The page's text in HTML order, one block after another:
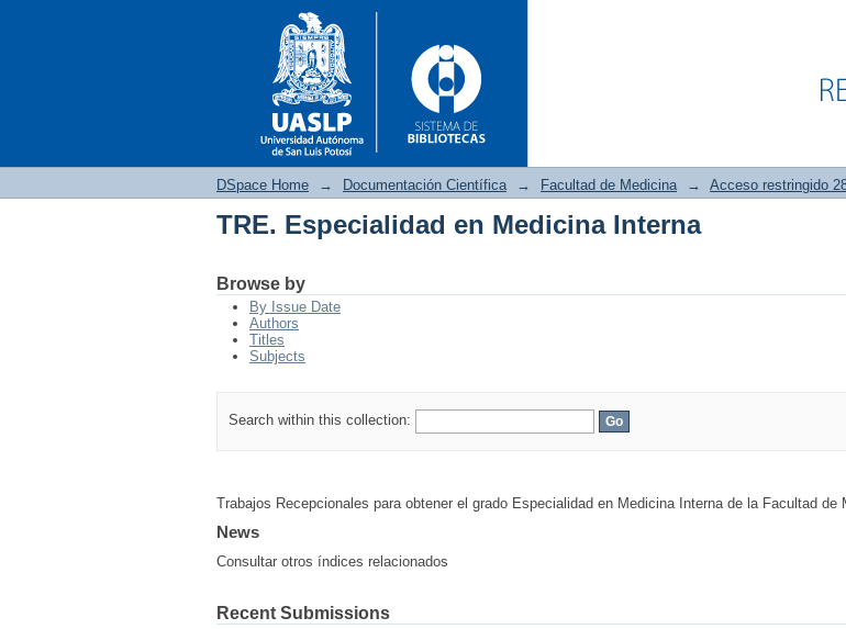
DSpace Home → Documentación Científica → Facultad de Medicina → Acceso restringido
TRE. Especialidad en Medicina Interna
Browse by
By Issue Date
Authors
Titles
Subjects
Search within this collection:
Trabajos Recepcionales para obtener el grado Especialidad en Medicina Interna de la Facultad de
News
Consultar otros índices relacionados
Recent Submissions